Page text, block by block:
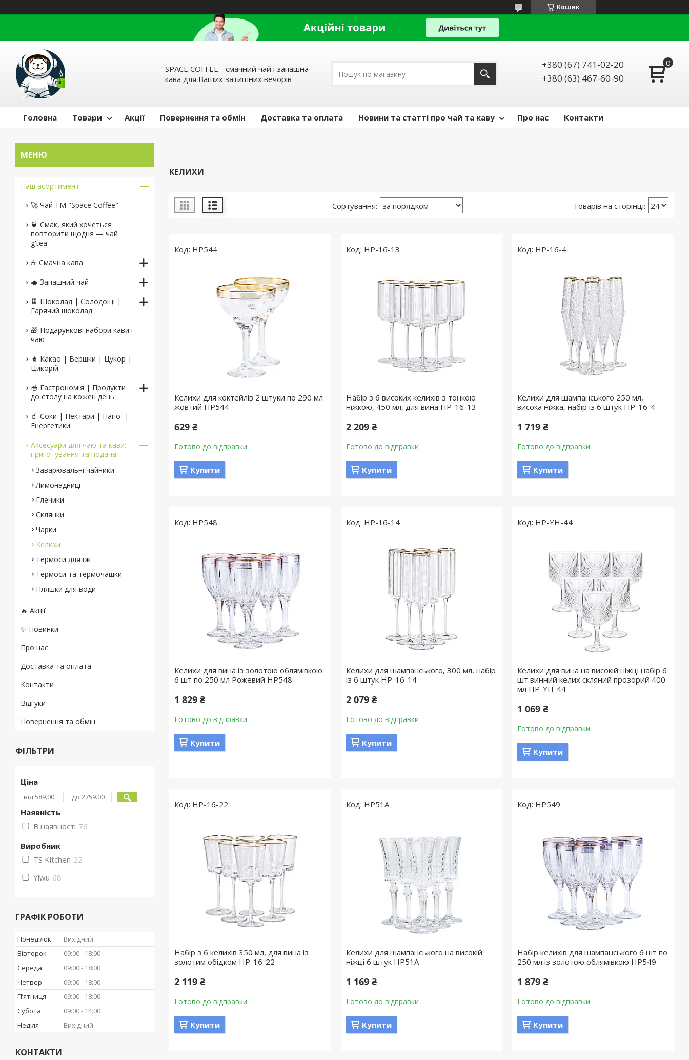
Кошик
SPACE COFFEE - смачний чай і запашна
кава для Ваших затишних вечорів
+380 (67) 741-02-20
+380 (63) 467-60-90
Головна Товари Акції Повернення та обмін Доставка та оплата Новини та статті про чай та каву Про нас Контакти
КЕЛИХИ
HP544
Келихи для коктейлів 2 штуки по 290 мл
жовтий HP544
629 ₴
Готово до відправки
Купити
HP-16-13
Набір з 6 високих келихів з тонкою
ніжкою, 450 мл, для вина HP-16-13
2 209 ₴
Готово до відправки
Купити
HP-16-4
Келихи для шампанського 250 мл,
висока ніжка, набір із 6 штук HP-16-4
1 719 ₴
Готово до відправки
Купити
HP548
Келихи для вина із золотою облямівкою
6 шт по 250 мл Рожевий HP548
1 829 ₴
Готово до відправки
Купити
HP-16-14
Келихи для шампанського, 300 мл, набір
із 6 штук HP-16-14
2 079 ₴
Готово до відправки
Купити
HP-YH-44
Келихи для вина на високій ніжці набір 6
шт винний келих скляний прозорий 400
мл HP-YH-44
1 069 ₴
Готово до відправки
Купити
HP-16-22
Набір з 6 келихів 350 мл, для вина із
золотим обідком HP-16-22
2 119 ₴
Готово до відправки
Купити
HP51A
Келихи для шампанського на високій
ніжці 6 штук HP51A
1 169 ₴
Готово до відправки
Купити
HP549
Набір келихів для шампанського 6 шт по
250 мл із золотою облямівкою HP549
1 879 ₴
Готово до відправки
Купити
Наш асортимент
🚀 Чай ТМ "Space Coffee"
🍵 Смак, який хочеться
повторити щодня — чай
g'tea
☕️ Смачна кава
🫖 Запашний чай
🍫 Шоколад | Солодощі |
Гарячий шоколад
🎁 Подарункові набори кави і
чаю
🧋 Какао | Вершки | Цукор |
Цикорій
🥣 Гастрономія | Продукти
до столу на кожен день
🧃 Соки | Нектари | Напої |
Енергетики
Аксесуари для чаю та кави:
приготування та подача
Заварювальні чайники
Лимонадниці
Глечики
Склянки
Чарки
Келихи
Термоси для їжі
Термоси та термочашки
Пляшки для води
🔥 Акції
✨ Новинки
Про нас
Доставка та оплата
Контакти
Відгуки
Повернення та обмін
ФІЛЬТРИ
Ціна
Наявність
В наявності 76
Виробник
TS Kitchen 22
Yiwu 68
ГРАФІК РОБОТИ
Понеділок
Вихідний
Вівторок
09:00
18:00
Середа
09:00
18:00
Четвер
09:00
18:00
Пʼятниця
09:00
18:00
Субота
09:00
14:00
Неділя
Вихідний
КОНТАКТИ